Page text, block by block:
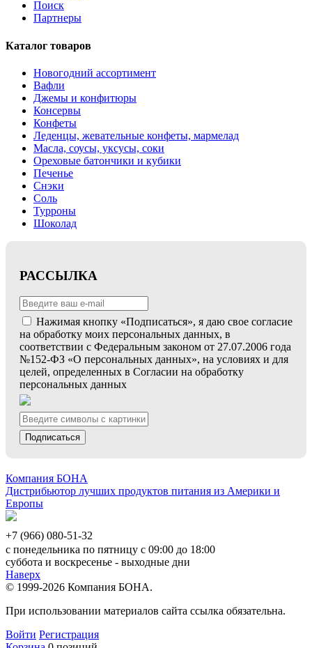
Поиск
Партнеры
Каталог товаров
Новогодний ассортимент
Вафли
Джемы и конфитюры
Консервы
Конфеты
Леденцы, жевательные конфеты, мармелад
Масла, соусы, уксусы, соки
Ореховые батончики и кубики
Печенье
Снэки
Соль
Турроны
Шоколад
РАССЫЛКА
Нажимая кнопку «Подписаться», я даю свое согласие
на обработку моих персональных данных, в
соответствии с Федеральным законом от 27.07.2006 года
№152-ФЗ «О персональных данных», на условиях и для
целей, определенных в Согласии на обработку
персональных данных
Подписаться
Компания БОНА
Дистрибьютор лучших продуктов питания из Америки и
Европы
+7 (966) 080-51-32
с понедельника по пятницу с 09:00 до 18:00
суббота и воскресенье - выходные дни
Наверх
© 1999-2026 Компания БОНА.
При использовании материалов сайта ссылка обязательна.
Войти Регистрация